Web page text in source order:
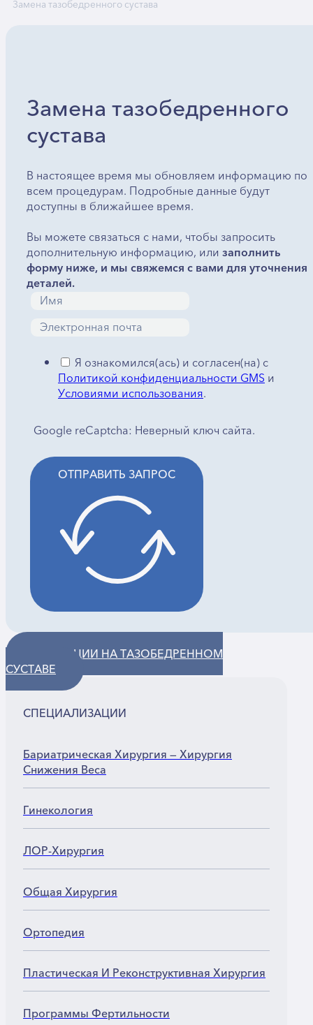
Замена тазобедренного сустава
Замена тазобедренного
сустава
В настоящее время мы обновляем информацию по
всем процедурам. Подробные данные будут
доступны в ближайшее время.
Вы можете связаться с нами, чтобы запросить
дополнительную информацию, или заполнить
форму ниже, и мы свяжемся с вами для уточнения
деталей.
Я ознакомился(ась) и согласен(на) с
Политикой конфиденциальности GMSи
Условиями использования.
Google reCaptcha: Неверный ключ сайта.
ОТПРАВИТЬ ЗАПРОС
ОПЕРАЦИИ НА ТАЗОБЕДРЕННОМ
СУСТАВЕ
СПЕЦИАЛИЗАЦИИ
Бариатрическая Хирургия — Хирургия
Снижения Веса
Гинекология
ЛОР-Хирургия
Общая Хирургия
Ортопедия
Пластическая И Реконструктивная Хирургия
Программы Фертильности